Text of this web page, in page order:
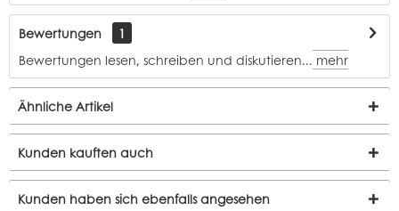
Bewertungen
1
Bewertungen lesen, schreiben und diskutieren... mehr
Ähnliche Artikel
Kunden kauften auch
Kunden haben sich ebenfalls angesehen